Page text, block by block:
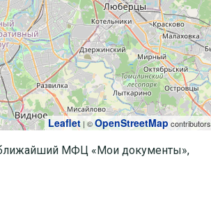
Leaflet| ©OpenStreetMap contributors
ближайший МФЦ «Мои документы»,